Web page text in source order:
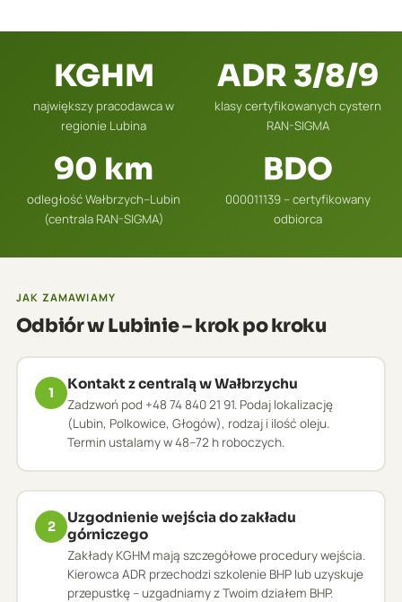
KGHM
największy pracodawca w
regionie Lubina
ADR 3/8/9
klasy certyfikowanych cystern
RAN-SIGMA
90 km
odległość Wałbrzych–Lubin
(centrala RAN-SIGMA)
BDO
000011139 – certyfikowany
odbiorca
JAK ZAMAWIAMY
Odbiór w Lubinie – krok po kroku
1
Kontakt z centralą w Wałbrzychu
Zadzwoń pod +48 74 840 21 91. Podaj lokalizację
(Lubin, Polkowice, Głogów), rodzaj i ilość oleju.
Termin ustalamy w 48–72 h roboczych.
2
Uzgodnienie wejścia do zakładu
górniczego
Zakłady KGHM mają szczegółowe procedury wejścia.
Kierowca ADR przechodzi szkolenie BHP lub uzyskuje
przepustkę – uzgadniamy z Twoim działem BHP.